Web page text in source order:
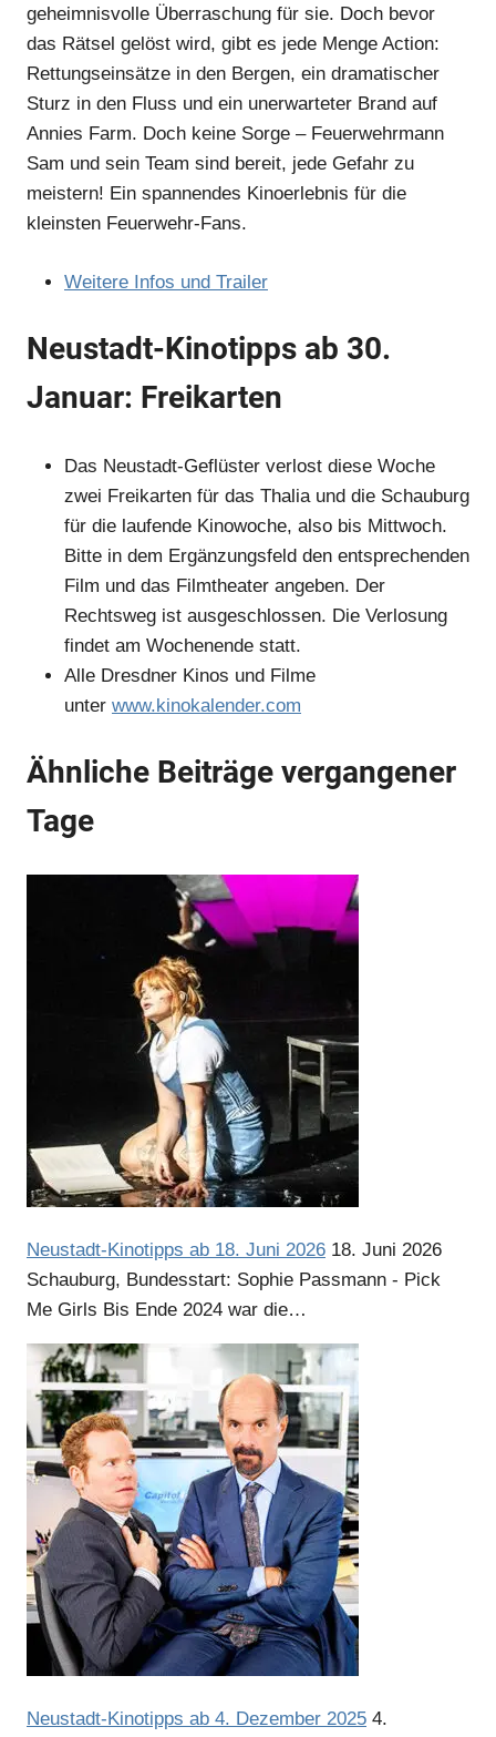
geheimnisvolle Überraschung für sie. Doch bevor
das Rätsel gelöst wird, gibt es jede Menge Action:
Rettungseinsätze in den Bergen, ein dramatischer
Sturz in den Fluss und ein unerwarteter Brand auf
Annies Farm. Doch keine Sorge – Feuerwehrmann
Sam und sein Team sind bereit, jede Gefahr zu
meistern! Ein spannendes Kinoerlebnis für die
kleinsten Feuerwehr-Fans.
Weitere Infos und Trailer
Neustadt-Kinotipps ab 30.
Januar: Freikarten
Das Neustadt-Geflüster verlost diese Woche
zwei Freikarten für das Thalia und die Schauburg
für die laufende Kinowoche, also bis Mittwoch.
Bitte in dem Ergänzungsfeld den entsprechenden
Film und das Filmtheater angeben. Der
Rechtsweg ist ausgeschlossen. Die Verlosung
findet am Wochenende statt.
Alle Dresdner Kinos und Filme
unter www.kinokalender.com
Ähnliche Beiträge vergangener
Tage
Neustadt-Kinotipps ab 18. Juni 2026 18. Juni 2026
Schauburg, Bundesstart: Sophie Passmann - Pick
Me Girls Bis Ende 2024 war die…
Neustadt-Kinotipps ab 4. Dezember 2025 4.